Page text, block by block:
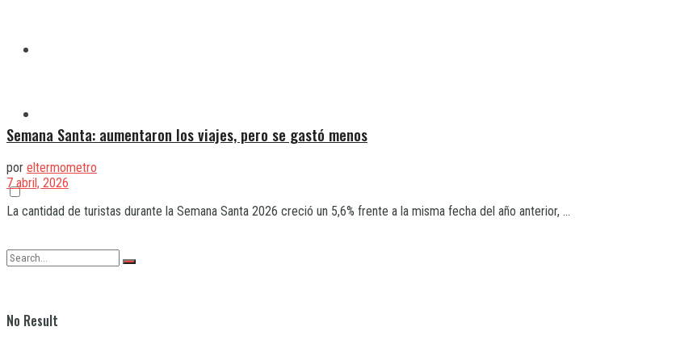
No Result
Semana Santa: aumentaron los viajes, pero se gastó menos
por eltermometro
7 abril, 2026
La cantidad de turistas durante la Semana Santa 2026 creció un 5,6% frente a la misma fecha del año anterior, ...